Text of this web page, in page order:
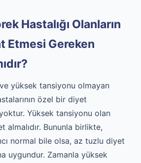
Hastalığı Olanların
Etmesi Gereken
yüksek tansiyonu olmayan
özel bir diyet
Yüksek tansiyonu olan
almalıdır. Bununla birlikte,
normal bile olsa, az tuzlu diyet
uygundur. Zamanla yüksek